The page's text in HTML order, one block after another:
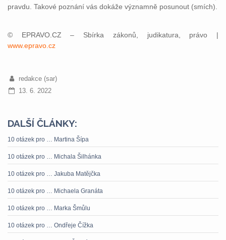
pravdu. Takové poznání vás dokáže významně posunout (smích).
© EPRAVO.CZ – Sbírka zákonů, judikatura, právo |
www.epravo.cz
redakce (sar)
13. 6. 2022
DALŠÍ ČLÁNKY:
10 otázek pro … Martina Šípa
10 otázek pro … Michala Šilhánka
10 otázek pro … Jakuba Matějčka
10 otázek pro … Michaela Granáta
10 otázek pro … Marka Šmůlu
10 otázek pro … Ondřeje Čížka